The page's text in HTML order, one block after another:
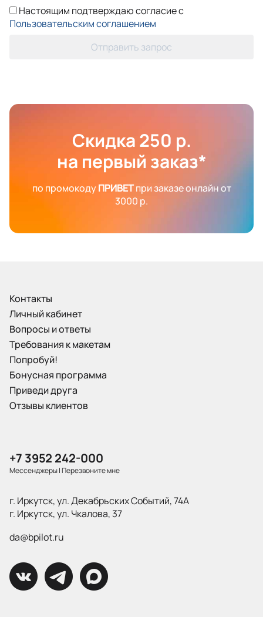
Настоящим подтверждаю согласие с
Пользовательским соглашением
Отправить запрос
Скидка 250 р.
на первый заказ*
по промокодуПРИВЕТпри заказе онлайн от
3000 р.
Контакты
Личный кабинет
Вопросы и ответы
Требования к макетам
Попробуй!
Бонусная программа
Приведи друга
Отзывы клиентов
+7 3952 242-000
Мессенджеры|Перезвоните мне
г. Иркутск, ул. Декабрьских Событий, 74А
г. Иркутск, ул. Чкалова, 37
da@bpilot.ru